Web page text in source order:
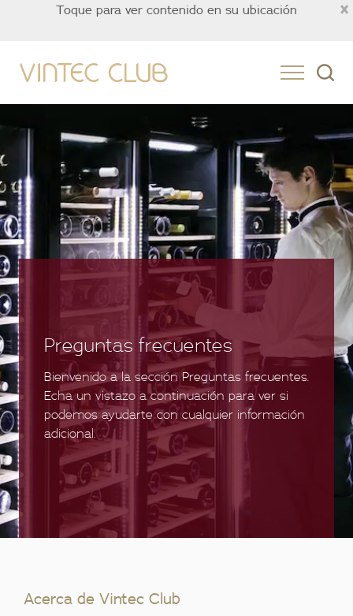
×
Toque para ver contenido en su ubicación
Preguntas frecuentes
Bienvenido a la sección Preguntas frecuentes.
Echa un vistazo a continuación para ver si
podemos ayudarte con cualquier información
adicional.
Acerca de Vintec Club